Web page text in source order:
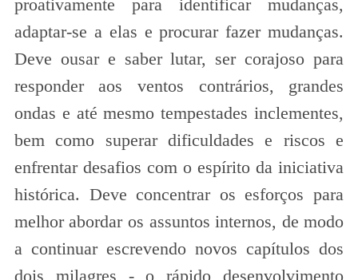
proativamente para identificar mudanças,
adaptar-se a elas e procurar fazer mudanças.
Deve ousar e saber lutar, ser corajoso para
responder aos ventos contrários, grandes
ondas e até mesmo tempestades inclementes,
bem como superar dificuldades e riscos e
enfrentar desafios com o espírito da iniciativa
histórica. Deve concentrar os esforços para
melhor abordar os assuntos internos, de modo
a continuar escrevendo novos capítulos dos
dois milagres - o rápido desenvolvimento